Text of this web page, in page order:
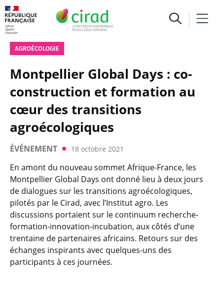
AGROÉCOLOGIE
Montpellier Global Days : co-
construction et formation au
cœur des transitions
agroécologiques
ÉVÉNEMENT 18 octobre 2021
En amont du nouveau sommet Afrique-France, les
Montpellier Global Days ont donné lieu à deux jours
de dialogues sur les transitions agroécologiques,
pilotés par le Cirad, avec l’Institut agro. Les
discussions portaient sur le continuum recherche-
formation-innovation-incubation, aux côtés d’une
trentaine de partenaires africains. Retours sur des
échanges inspirants avec quelques-uns des
participants à ces journées.